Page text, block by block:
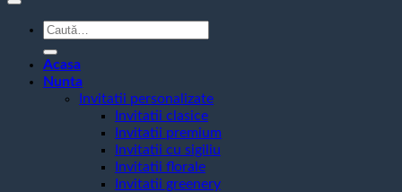
Caută
după:
Acasa
Nunta
Invitatii personalizate
Invitatii clasice
Invitatii premium
Invitatii cu sigiliu
Invitatii florale
Invitatii greenery